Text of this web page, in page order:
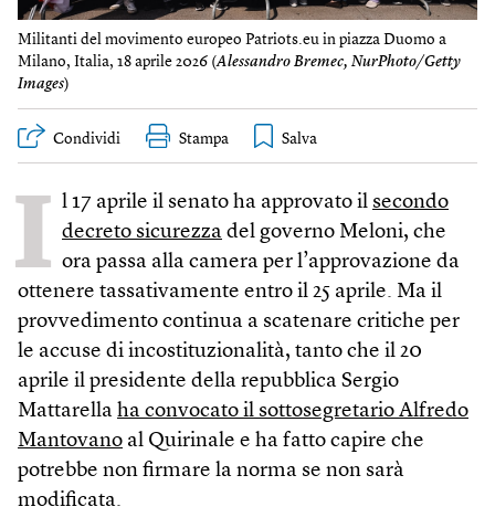
Militanti del movimento europeo Patriots.eu in piazza Duomo a
Milano, Italia, 18 aprile 2026 (Alessandro Bremec, NurPhoto/Getty
Images)
Condividi Stampa
I l 17 aprile il senato ha approvato il secondo
decreto sicurezza del governo Meloni, che
ora passa alla camera per l’approvazione da
ottenere tassativamente entro il 25 aprile. Ma il
provvedimento continua a scatenare critiche per
le accuse di incostituzionalità, tanto che il 20
aprile il presidente della repubblica Sergio
Mattarella ha convocato il sottosegretario Alfredo
Mantovano al Quirinale e ha fatto capire che
potrebbe non firmare la norma se non sarà
modificata.